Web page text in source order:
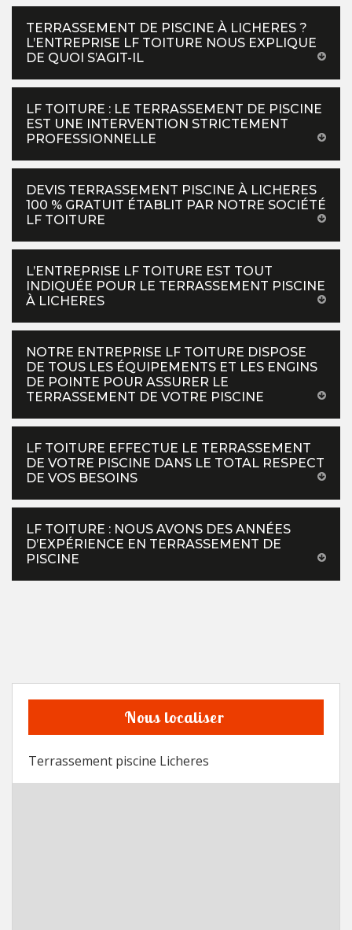
TERRASSEMENT DE PISCINE À LICHERES ?
L’ENTREPRISE LF TOITURE NOUS EXPLIQUE
DE QUOI S’AGIT-IL
LF TOITURE : LE TERRASSEMENT DE PISCINE
EST UNE INTERVENTION STRICTEMENT
PROFESSIONNELLE
DEVIS TERRASSEMENT PISCINE À LICHERES
100 % GRATUIT ÉTABLIT PAR NOTRE SOCIÉTÉ
LF TOITURE
L’ENTREPRISE LF TOITURE EST TOUT
INDIQUÉE POUR LE TERRASSEMENT PISCINE
À LICHERES
NOTRE ENTREPRISE LF TOITURE DISPOSE
DE TOUS LES ÉQUIPEMENTS ET LES ENGINS
DE POINTE POUR ASSURER LE
TERRASSEMENT DE VOTRE PISCINE
LF TOITURE EFFECTUE LE TERRASSEMENT
DE VOTRE PISCINE DANS LE TOTAL RESPECT
DE VOS BESOINS
LF TOITURE : NOUS AVONS DES ANNÉES
D’EXPÉRIENCE EN TERRASSEMENT DE
PISCINE
Nous localiser
Terrassement piscine Licheres